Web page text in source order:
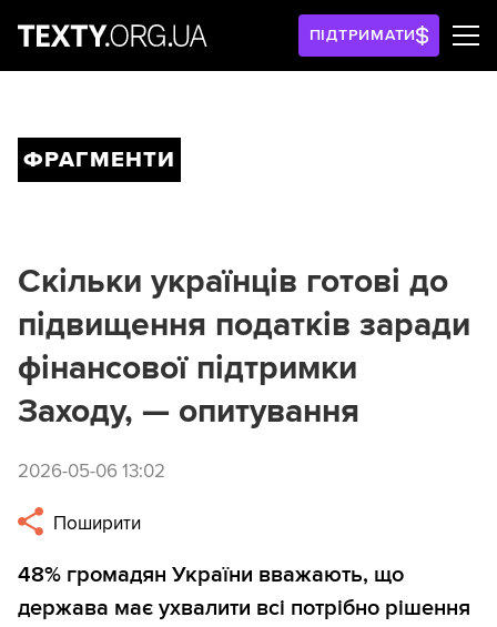
ПІДТРИМАТИ
ФРАГМЕНТИ
Скільки українців готові до
підвищення податків заради
фінансової підтримки
Заходу, — опитування
2026-05-06 13:02
Поширити
48% громадян України вважають, що
держава має ухвалити всі потрібно рішення